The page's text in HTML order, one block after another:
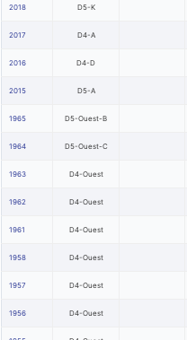
2018 D5-K
2017 D4-A
2016 D4-D
2015 D5-A
1965 D5-Ouest-B
1964 D5-Ouest-C
1963 D4-Ouest
1962 D4-Ouest
1961 D4-Ouest
1958 D4-Ouest
1957 D4-Ouest
1956 D4-Ouest